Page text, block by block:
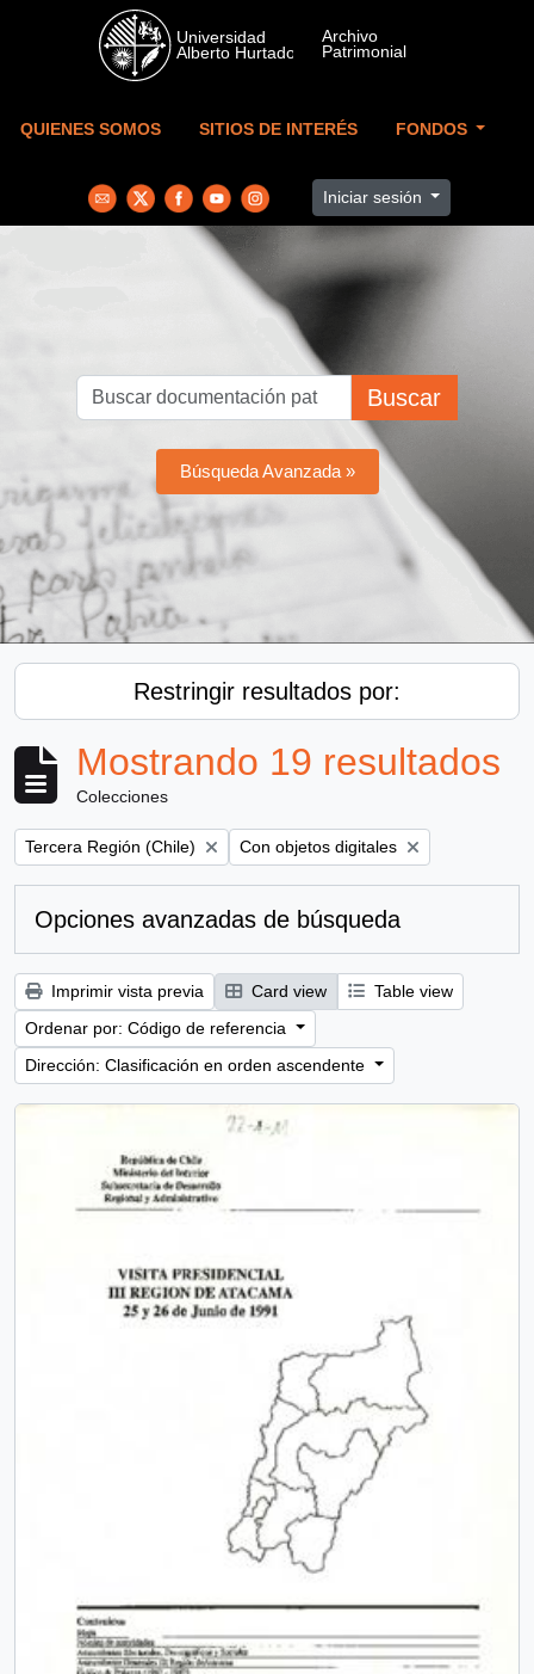
Skip to main content
QUIENES SOMOS SITIOS DE INTERÉS FONDOS
Iniciar sesión
Buscar
Búsqueda Avanzada »
Restringir resultados por:
Mostrando 19 resultados
Colecciones
Remove filter:
Tercera Región (Chile) Remove filter:
Con objetos digitales
Opciones avanzadas de búsqueda
Imprimir vista previa Card view
Table view
Ordenar por: Código de referencia
Dirección: Clasificación en orden ascendente